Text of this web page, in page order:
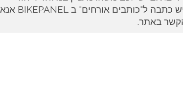
לספר ואתם מעוניינים להגיש כתבה ל"כותבים אורחים" ב BIKEPANEL אנא
באתר.